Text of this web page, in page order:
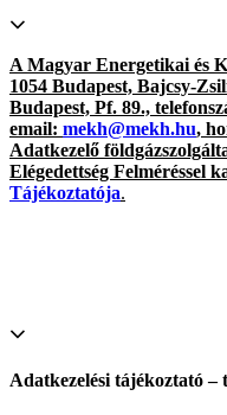
A Magyar Energetikai és
1054 Budapest, Bajcsy-
Budapest, Pf. 89.,
email: mekh@mekh.hu,
Adatkezelő
Elégedettség Felméréssel
Tájékoztatója.
Adatkezelési tájékoztató –